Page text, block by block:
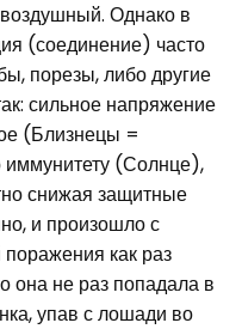
Однако в
(соединение) часто
порезы, либо другие
сильное напряжение
(Близнецы =
иммунитету (Солнце),
снижая защитные
и произошло с
как раз
она не раз попадала в
упав с лошади во